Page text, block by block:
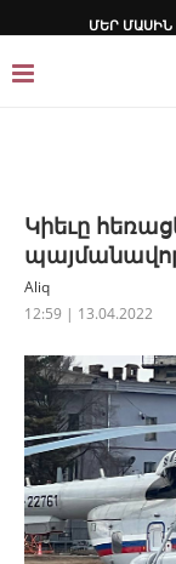
ՄԵՐ ՄԱՍԻՆ
Կիեւը
Aliq
12:59 | 13.04.2022